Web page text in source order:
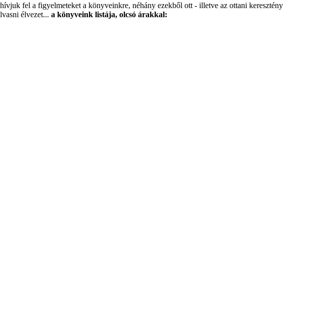
fel a figyelmeteket a könyveinkre, néhány ezekből ott - illetve az ottani keresztény
élvezet... a könyveink listája, olcsó árakkal: